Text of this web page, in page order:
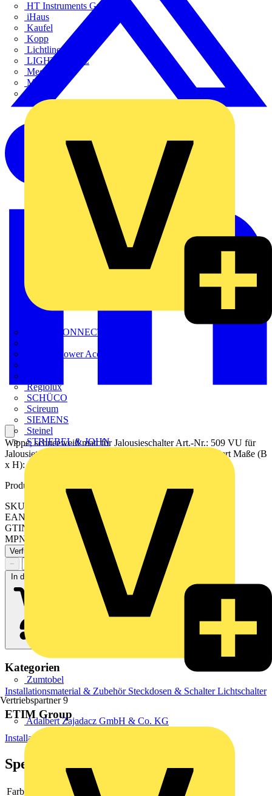
HT Instruments GmbH
iHaus
Kaufel
Kopp
Lichtline
LIGHTCYCLE
Megger
Mersen
METZ CONNECT
Nexans Power Accessories
Regiolux
SCHÜCO
Scireum
SIEMENS
Steinel
STRIEBEL & JOHN
Zumtobel
Vertriebspartner 9
Adalbert Zajadacz GmbH & Co. KG
Wippe, schneeweiß matt für Jalousieschalter Art.-Nr.: 509 VU für
Jalousietaster Art.-Nr.: 539 VU Material: Duroplast lackiert Maße (B
x H): 70 x 70 mm
Produktkennzeichen
SKU: LS995PWWM
EAN: 4011377186989
GTIN: 4011377186989
MPN: LS 995 P WWM
Verfügbar: 2 Händler
−
+
In den Warenkorb
Kategorien
Installationsmaterial & Zubehör Steckdosen & SchalterLichtschalter
ETIM Group
Installationsschalterprogramme/Steckvorrichtungen
Spezifikationen
Farbe weiß